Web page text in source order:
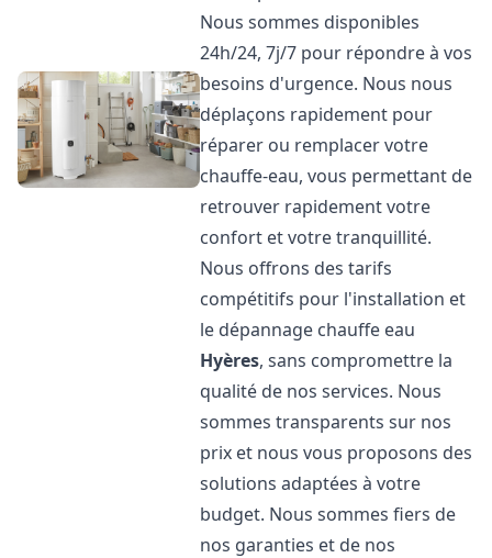
Nous sommes disponibles
24h/24, 7j/7 pour répondre à vos
besoins d'urgence. Nous nous
déplaçons rapidement pour
réparer ou remplacer votre
chauffe-eau, vous permettant de
retrouver rapidement votre
confort et votre tranquillité.
Nous offrons des tarifs
compétitifs pour l'installation et
le dépannage chauffe eau
Hyères, sans compromettre la
qualité de nos services. Nous
sommes transparents sur nos
prix et nous vous proposons des
solutions adaptées à votre
budget. Nous sommes fiers de
nos garanties et de nos